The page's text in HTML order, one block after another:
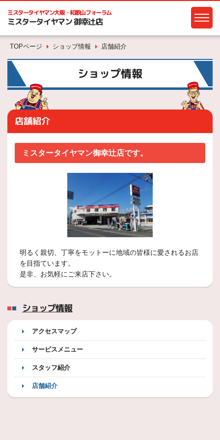
ミスタータイヤマン大阪・和歌山フォーラム
ミスタータイヤマン 御幸辻店
TOPページ ショップ情報 店舗紹介
ショップ情報
店舗紹介
ミスタータイヤマン御幸辻店です。
明るく親切、丁寧をモットーに地域の皆様に愛されるお店
を目指ています。
是非、お気軽にご来店下さい。
ショップ情報
アクセスマップ
サービスメニュー
スタッフ紹介
店舗紹介